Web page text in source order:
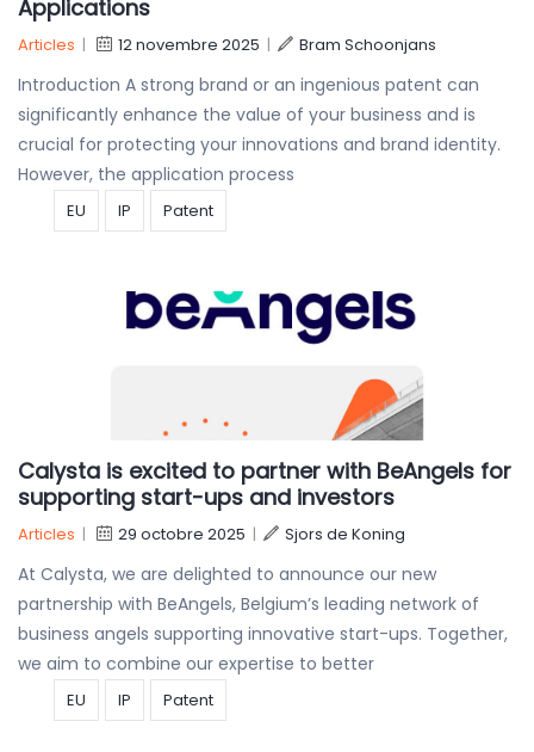
Applications
Articles | 12 novembre 2025 | Bram Schoonjans
Introduction A strong brand or an ingenious patent can
significantly enhance the value of your business and is
crucial for protecting your innovations and brand identity.
However, the application process
EU IP Patent
Calysta is excited to partner with BeAngels for
supporting start-ups and investors
Articles | 29 octobre 2025 | Sjors de Koning
At Calysta, we are delighted to announce our new
partnership with BeAngels, Belgium’s leading network of
business angels supporting innovative start-ups. Together,
we aim to combine our expertise to better
EU IP Patent